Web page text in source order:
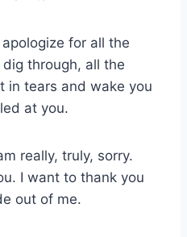
for all the
dig through, all the
in tears and wake you
at you.
really, truly, sorry.
I want to thank you
out of me.